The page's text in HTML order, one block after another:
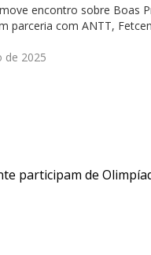
encontro sobre Boas
parceria com ANTT,
de 2025
participam de